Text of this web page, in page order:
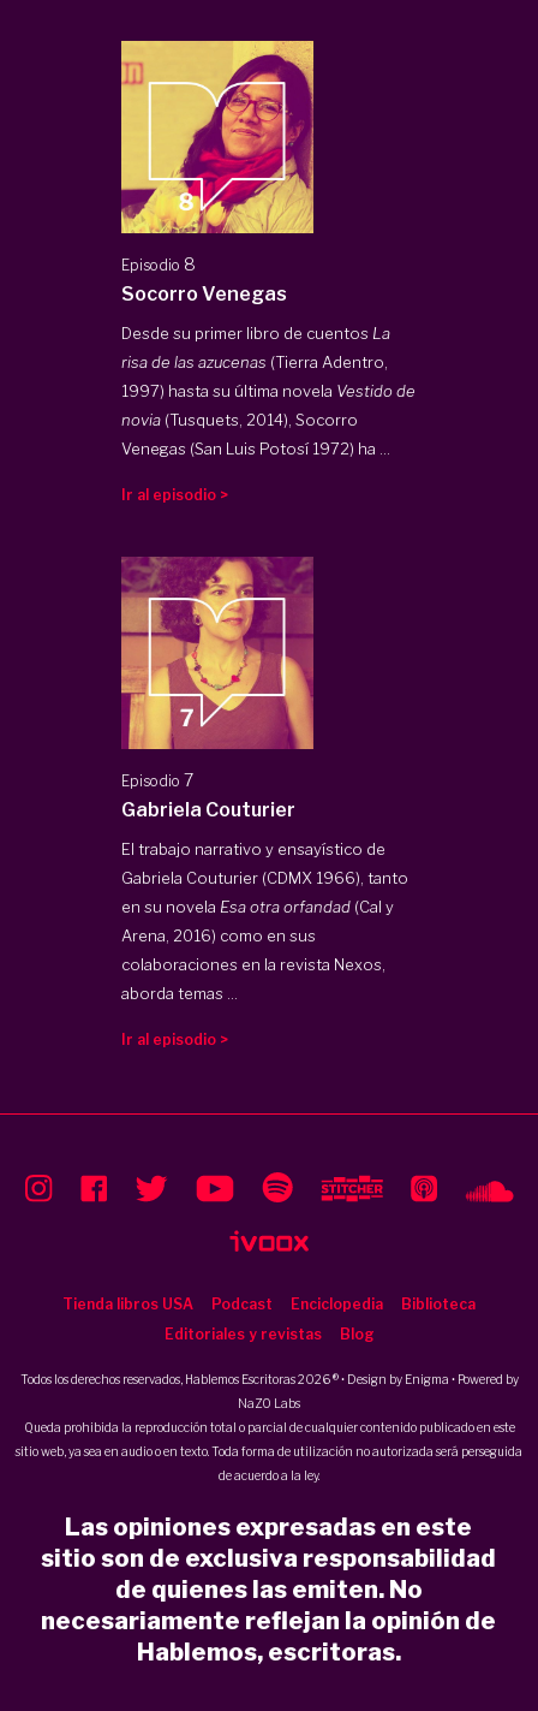
Episodio 8
Socorro Venegas
Desde su primer libro de cuentos La
risa de las azucenas (Tierra Adentro,
1997) hasta su última novela Vestido de
novia (Tusquets, 2014), Socorro
Venegas (San Luis Potosí 1972) ha ...
Ir al episodio >
Episodio7
Gabriela Couturier
El trabajo narrativo y ensayístico de
Gabriela Couturier (CDMX 1966), tanto
en su novela Esa otra orfandad (Cal y
Arena, 2016) como en sus
colaboraciones en la revista Nexos,
aborda temas ...
Ir al episodio >
Tienda libros USA Podcast Enciclopedia
Biblioteca
Editoriales y revistas
Blog
Todos los derechos reservados, Hablemos Escritoras 2026 ® • Design by Enigma • Powered by
NaZO Labs
Queda prohibida la reproducción total o parcial de cualquier contenido publicado en este
sitio web, ya sea en audio o en texto. Toda forma de utilización no autorizada será perseguida
de acuerdo a la ley.
Las opiniones expresadas en este
sitio son de exclusiva responsabilidad
de quienes las emiten. No
necesariamente reflejan la opinión de
Hablemos, escritoras.